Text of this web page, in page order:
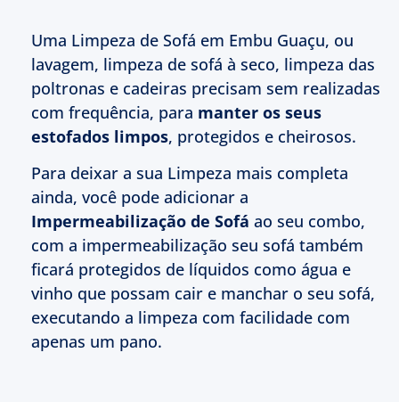
Uma Limpeza de Sofá em Embu Guaçu, ou
lavagem, limpeza de sofá à seco, limpeza das
poltronas e cadeiras precisam sem realizadas
com frequência, para manter os seus
estofados limpos, protegidos e cheirosos.
Para deixar a sua Limpeza mais completa
ainda, você pode adicionar a
Impermeabilização de Sofá ao seu combo,
com a impermeabilização seu sofá também
ficará protegidos de líquidos como água e
vinho que possam cair e manchar o seu sofá,
executando a limpeza com facilidade com
apenas um pano.